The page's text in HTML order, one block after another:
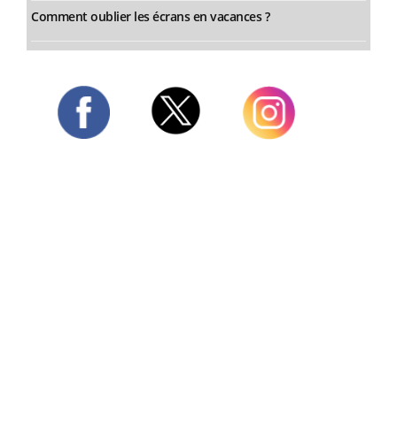
Comment oublier les écrans en vacances ?